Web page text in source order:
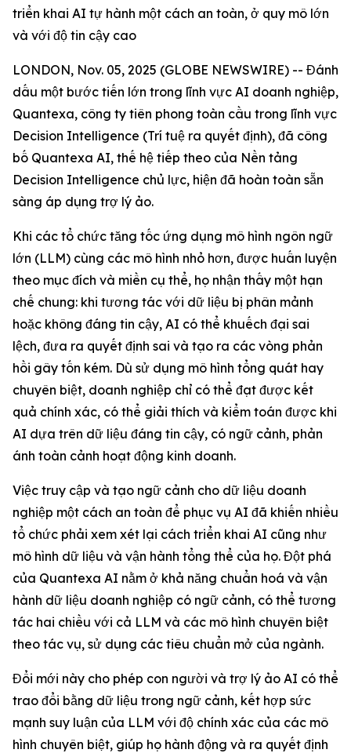
triển khai AI tự hành một cách an toàn, ở quy mô lớn
và với độ tin cậy cao
LONDON, Nov. 05, 2025 (GLOBE NEWSWIRE) -- Đánh
dấu một bước tiến lớn trong lĩnh vực AI doanh nghiệp,
Quantexa, công ty tiên phong toàn cầu trong lĩnh vực
Decision Intelligence (Trí tuệ ra quyết định), đã công
bố Quantexa AI, thế hệ tiếp theo của Nền tảng
Decision Intelligence chủ lực, hiện đã hoàn toàn sẵn
sàng áp dụng trợ lý ảo.
Khi các tổ chức tăng tốc ứng dụng mô hình ngôn ngữ
lớn (LLM) cùng các mô hình nhỏ hơn, được huấn luyện
theo mục đích và miền cụ thể, họ nhận thấy một hạn
chế chung: khi tương tác với dữ liệu bị phân mảnh
hoặc không đáng tin cậy, AI có thể khuếch đại sai
lệch, đưa ra quyết định sai và tạo ra các vòng phản
hồi gây tốn kém. Dù sử dụng mô hình tổng quát hay
chuyên biệt, doanh nghiệp chỉ có thể đạt được kết
quả chính xác, có thể giải thích và kiểm toán được khi
AI dựa trên dữ liệu đáng tin cậy, có ngữ cảnh, phản
ánh toàn cảnh hoạt động kinh doanh.
Việc truy cập và tạo ngữ cảnh cho dữ liệu doanh
nghiệp một cách an toàn để phục vụ AI đã khiến nhiều
tổ chức phải xem xét lại cách triển khai AI cũng như
mô hình dữ liệu và vận hành tổng thể của họ. Đột phá
của Quantexa AI nằm ở khả năng chuẩn hoá và vận
hành dữ liệu doanh nghiệp có ngữ cảnh, có thể tương
tác hai chiều với cả LLM và các mô hình chuyên biệt
theo tác vụ, sử dụng các tiêu chuẩn mở của ngành.
Đổi mới này cho phép con người và trợ lý ảo AI có thể
trao đổi bằng dữ liệu trong ngữ cảnh, kết hợp sức
mạnh suy luận của LLM với độ chính xác của các mô
hình chuyên biệt, giúp họ hành động và ra quyết định